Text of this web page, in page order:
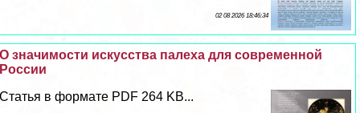
02 08 2026 18:46:34
О значимости искусства палеха для современной
России
Статья в формате PDF 264 KB...